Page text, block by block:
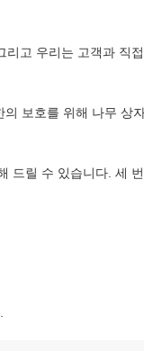
고 우리는 고객과 직
보호를 위해 나무 상
드릴 수 있습니다. 세